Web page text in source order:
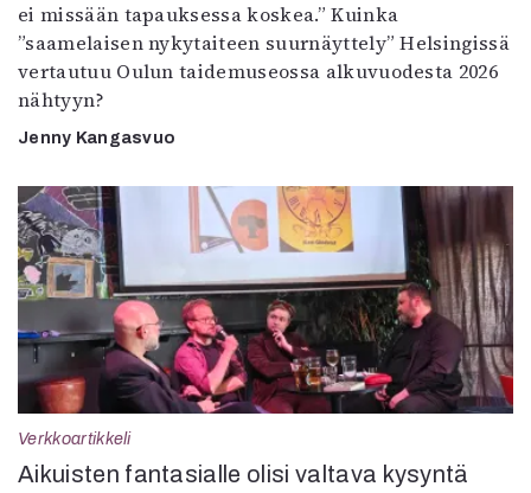
ei missään tapauksessa koskea.” Kuinka
”saamelaisen nykytaiteen suurnäyttely” Helsingissä
vertautuu Oulun taidemuseossa alkuvuodesta 2026
nähtyyn?
Jenny Kangasvuo
Verkkoartikkeli
Aikuisten fantasialle olisi valtava kysyntä